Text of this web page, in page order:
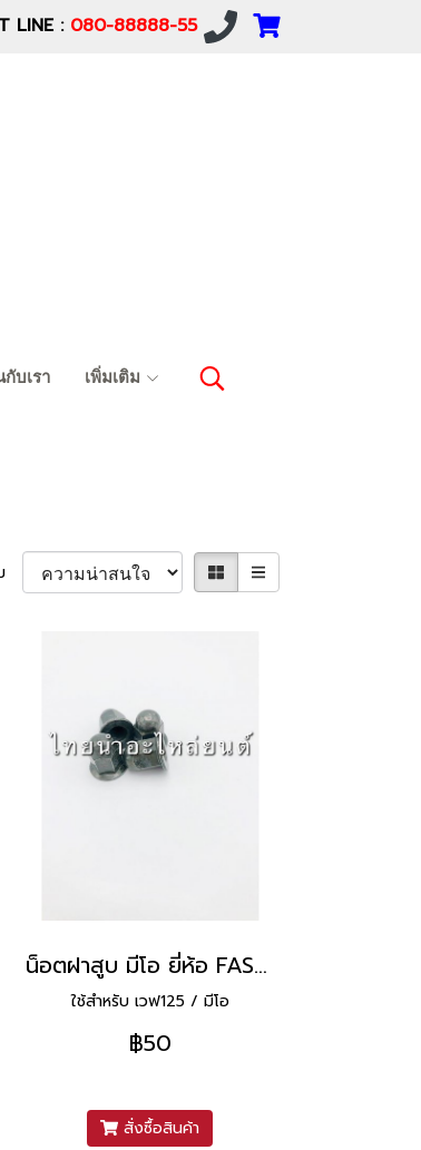
: 080-88888-55
กับเรา เพิ่มเติม
น็อตฝาสูบ มีโอ ยี่ห้อ FASTTECH
ใช้สำหรับ เวฟ125 / มีโอ
฿50
สั่งซื้อสินค้า